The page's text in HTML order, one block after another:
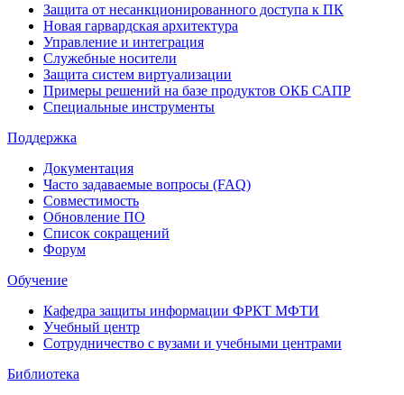
Защита от несанкционированного доступа к ПК
Новая гарвардская архитектура
Управление и интеграция
Служебные носители
Защита систем виртуализации
Примеры решений на базе продуктов ОКБ САПР
Специальные инструменты
Поддержка
Документация
Часто задаваемые вопросы (FAQ)
Совместимость
Обновление ПО
Список сокращений
Форум
Обучение
Кафедра защиты информации ФРКТ МФТИ
Учебный центр
Сотрудничество с вузами и учебными центрами
Библиотека